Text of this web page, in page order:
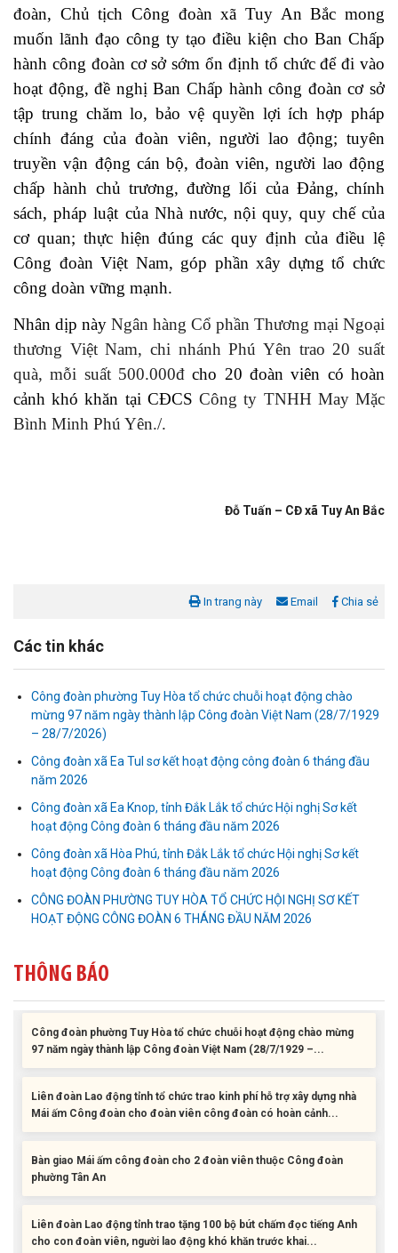
đoàn, Chủ tịch Công đoàn xã Tuy An Bắc mong
muốn lãnh đạo công ty tạo điều kiện cho Ban Chấp
hành công đoàn cơ sở sớm ổn định tổ chức để đi vào
hoạt động, đề nghị Ban Chấp hành công đoàn cơ sở
tập trung chăm lo, bảo vệ quyền lợi ích hợp pháp
chính đáng của đoàn viên, người lao động; tuyên
truyền vận động cán bộ, đoàn viên, người lao động
chấp hành chủ trương, đường lối của Đảng, chính
sách, pháp luật của Nhà nước, nội quy, quy chế của
cơ quan; thực hiện đúng các quy định của điều lệ
Công đoàn Việt Nam, góp phần xây dựng tổ chức
công doàn vững mạnh.
Nhân dịp này Ngân hàng Cổ phần Thương mại Ngoại
thương Việt Nam, chi nhánh Phú Yên trao 20 suất
quà, mỗi suất 500.000đ cho 20 đoàn viên có hoàn
cảnh khó khăn tại CĐCSCông ty TNHH May Mặc
Bình Minh Phú Yên./.
Đỗ Tuấn – CĐ xã Tuy An Bắc
In trang này Email Chia sẻ
Các tin khác
Công đoàn phường Tuy Hòa tổ chức chuỗi hoạt động chào
mừng 97 năm ngày thành lập Công đoàn Việt Nam (28/7/1929
– 28/7/2026)
Công đoàn xã Ea Tul sơ kết hoạt động công đoàn 6 tháng đầu
năm 2026
Công đoàn xã Ea Knop, tỉnh Đắk Lắk tổ chức Hội nghị Sơ kết
hoạt động Công đoàn 6 tháng đầu năm 2026
Công đoàn xã Hòa Phú, tỉnh Đắk Lắk tổ chức Hội nghị Sơ kết
hoạt động Công đoàn 6 tháng đầu năm 2026
CÔNG ĐOÀN PHƯỜNG TUY HÒA TỔ CHỨC HỘI NGHỊ SƠ KẾT
HOẠT ĐỘNG CÔNG ĐOÀN 6 THÁNG ĐẦU NĂM 2026
THÔNG BÁO
Mái ấm Công đoàn cho đoàn viên công đoàn có hoàn cảnh...
Bàn giao Mái ấm công đoàn cho 2 đoàn viên thuộc Công đoàn
phường Tân An
Liên đoàn Lao động tỉnh trao tặng 100 bộ bút chấm đọc tiếng Anh
cho con đoàn viên, người lao động khó khăn trước khai...
Công đoàn phường Tuy Hòa tổ chức chuỗi hoạt động chào mừng
Liên đoàn Lao động tỉnh tổ chức trao kinh phí hỗ trợ xây dựng nhà
Bàn giao Mái ấm công đoàn cho 2 đoàn viên thuộc Công đoàn
Liên đoàn Lao động tỉnh trao tặng 100 bộ bút chấm đọc tiếng Anh